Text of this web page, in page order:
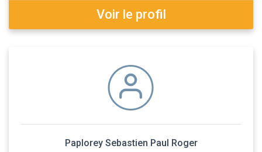
Voir le profil
Paplorey Sebastien Paul Roger